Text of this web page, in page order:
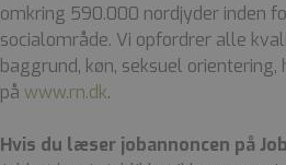
omkring 590.000 nordjyder inden
socialområde. Vi opfordrer alle
baggrund, køn, seksuel
på www.rn.dk.
Hvis du læser jobannoncen på